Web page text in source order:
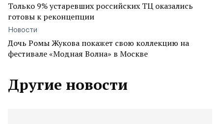
Только 9% устаревших российских ТЦ оказались
готовы к реконцепции
Новости
Дочь Ромы Жукова покажет свою коллекцию на
фестивале «Модная Волна» в Москве
Другие новости